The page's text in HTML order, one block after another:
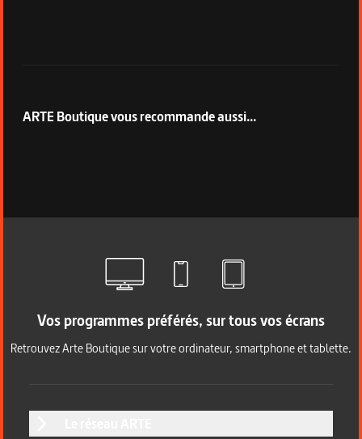
ARTE Boutique vous recommande aussi...
Vos programmes préférés, sur tous vos écrans
Retrouvez Arte Boutique sur votre ordinateur, smartphone et tablette.